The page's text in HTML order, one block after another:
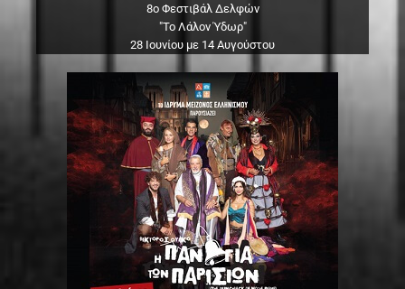
8ο Φεστιβάλ Δελφών
"Το Λάλον Ύδωρ"
28 Ιουνίου με 14 Αυγούστου